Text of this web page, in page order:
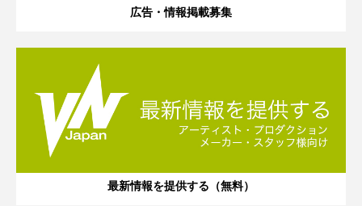
広告・情報掲載募集
最新情報を提供する（無料）